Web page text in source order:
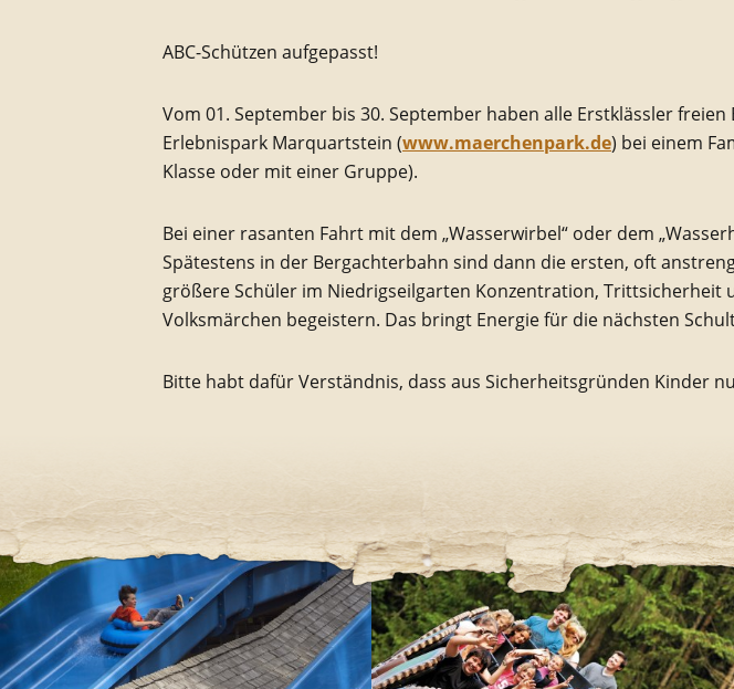
ABC-Schützen aufgepasst!
Vom 01. September bis 30. September haben alle Erstklässler
Erlebnispark Marquartstein (www.maerchenpark.de) bei einem
Klasse oder mit einer Gruppe).
Bei einer rasanten Fahrt mit dem „Wasserwirbel“ oder dem
Spätestens in der Bergachterbahn sind dann die ersten, oft
größere Schüler im Niedrigseilgarten Konzentration, Trittsicherheit
Volksmärchen begeistern. Das bringt Energie für die nächsten
Bitte habt dafür Verständnis, dass aus Sicherheitsgründen Kinder